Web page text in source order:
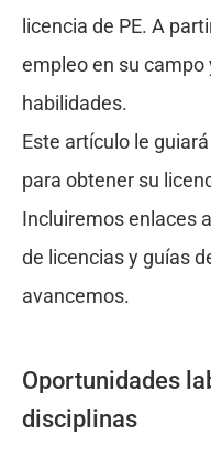
licencia de PE. A
empleo en su campo
habilidades.
Este artículo le
para obtener su
Incluiremos enlaces
de licencias y guías
avancemos.
Oportunidades
disciplinas